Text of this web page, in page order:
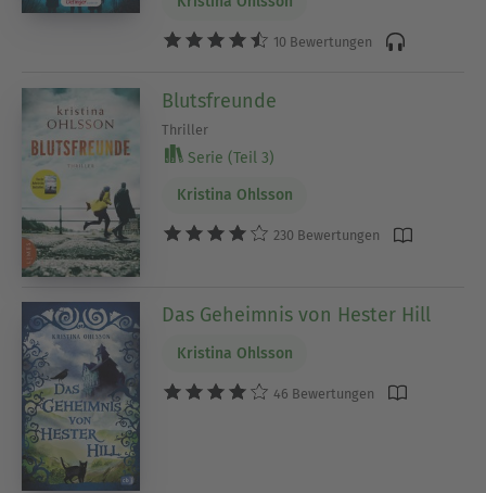
10 Bewertungen
Blutsfreunde
Thriller
Serie (Teil 3)
Kristina Ohlsson
230 Bewertungen
Das Geheimnis von Hester Hill
Kristina Ohlsson
46 Bewertungen